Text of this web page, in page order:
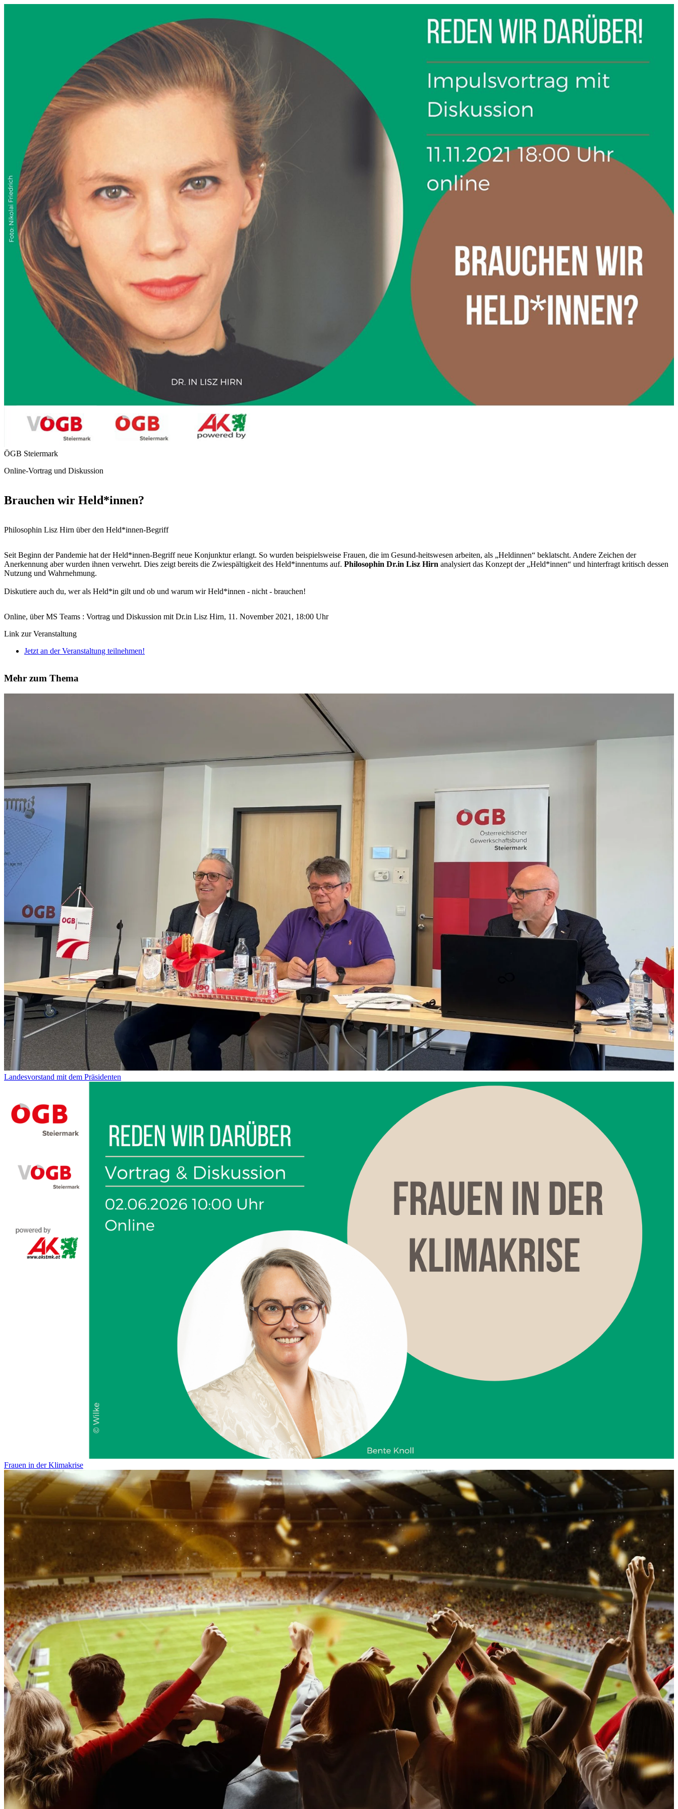
ÖGB Steiermark
Online-Vortrag und Diskussion
Brauchen wir Held*innen?
Philosophin Lisz Hirn über den Held*innen-Begriff
Seit Beginn der Pandemie hat der Held*innen-Begriff neue Konjunktur erlangt. So wurden beispielsweise Frauen, die im Gesund-heitswesen arbeiten, als „Heldinnen“ beklatscht. Andere Zeichen der
Anerkennung aber wurden ihnen verwehrt. Dies zeigt bereits die Zwiespältigkeit des Held*innentums auf. Philosophin Dr.in Lisz Hirn analysiert das Konzept der „Held*innen“ und hinterfragt kritisch dessen
Nutzung und Wahrnehmung.
Diskutiere auch du, wer als Held*in gilt und ob und warum wir Held*innen - nicht - brauchen!
Online, über MS Teams : Vortrag und Diskussion mit Dr.in Lisz Hirn, 11. November 2021, 18:00 Uhr
Link zur Veranstaltung
Jetzt an der Veranstaltung teilnehmen!
Mehr zum Thema
Landesvorstand mit dem Präsidenten
Frauen in der Klimakrise